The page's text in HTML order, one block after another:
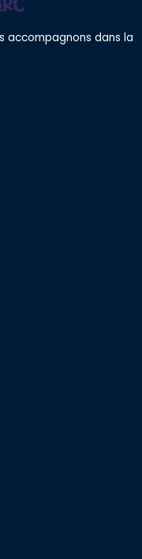
accompagnons dans la